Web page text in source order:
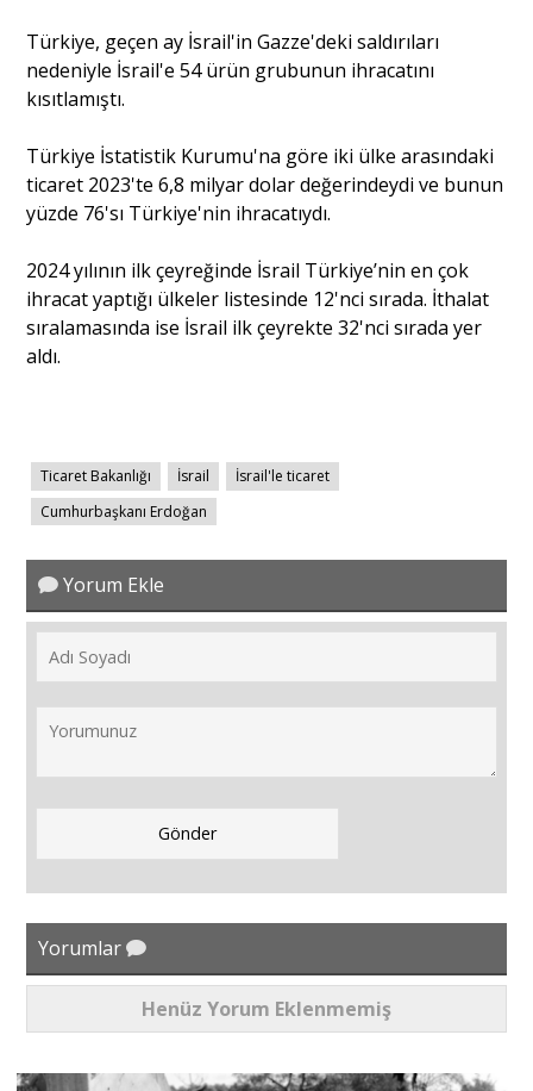
Türkiye, geçen ay İsrail'in Gazze'deki saldırıları
nedeniyle İsrail'e 54 ürün grubunun ihracatını
kısıtlamıştı.
Türkiye İstatistik Kurumu'na göre iki ülke arasındaki
ticaret 2023'te 6,8 milyar dolar değerindeydi ve bunun
yüzde 76'sı Türkiye'nin ihracatıydı.
2024 yılının ilk çeyreğinde İsrail Türkiye’nin en çok
ihracat yaptığı ülkeler listesinde 12'nci sırada. İthalat
sıralamasında ise İsrail ilk çeyrekte 32'nci sırada yer
aldı.
Ticaret Bakanlığı İsrail
İsrail'le ticaret
Cumhurbaşkanı Erdoğan
Yorum Ekle
Yorumlar
Henüz Yorum Eklenmemiş